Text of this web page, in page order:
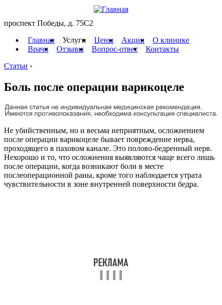
проспект Победы, д. 75C2
Главная
Услуги Цены Акции
О клинике
Врачи
Отзывы Вопрос-ответ
Контакты
Статьи ›
Боль после операции варикоцеле
Не убийственным, но и весьма неприятным, осложнением
после операции варикоцеле бывает повреждение нерва,
проходящего в паховом канале. Это полово-бедренный нерв.
Нехорошо и то, что осложнения выявляются чаще всего лишь
после операции, когда возникают боли в месте
послеоперационной раны, кроме того наблюдается утрата
чувствительности в зоне внутренней поверхности бедра.